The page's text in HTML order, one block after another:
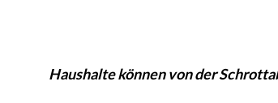
Haushalte können von der